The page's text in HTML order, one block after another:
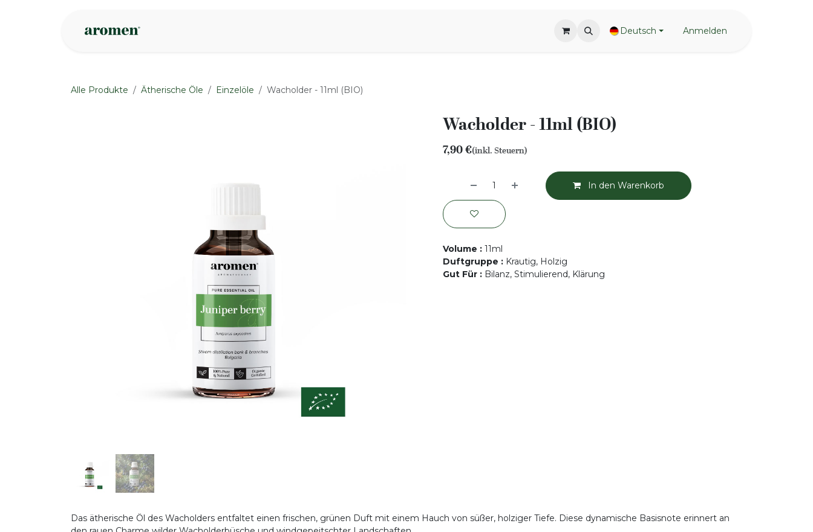
Deutsch Anmelden
Alle Produkte Ätherische Öle Einzelöle Wacholder - 11ml (BIO)
Wacholder - 11ml (BIO)
7,90€(inkl. Steuern)
In den Warenkorb
Volume : 11ml
Duftgruppe : Krautig, Holzig
Gut Für : Bilanz, Stimulierend, Klärung
Das ätherische Öl des Wacholders entfaltet einen frischen, grünen Duft mit einem Hauch von süßer, holziger Tiefe. Diese dynamische Basisnote erinnert an